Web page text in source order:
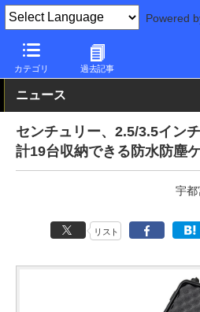
Powered
カテゴリ 過去記事
PC Watch 半導体/周辺機器 HDD
ニュース
センチュリー、2.5/3.5イン
計19台収納できる防水防塵
宇
リスト